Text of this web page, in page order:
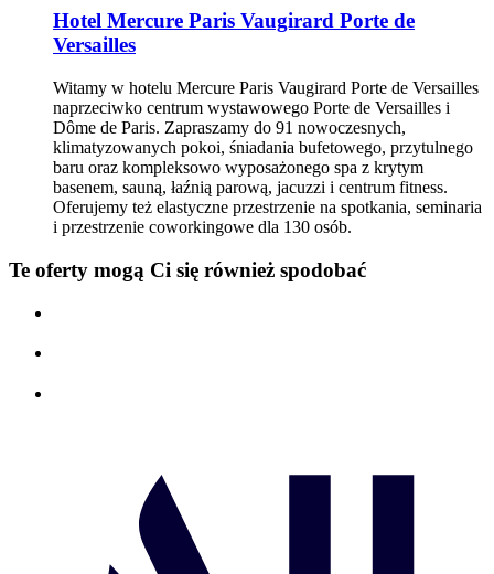
Hotel Mercure Paris Vaugirard Porte de
Versailles
Witamy w hotelu Mercure Paris Vaugirard Porte de Versailles
naprzeciwko centrum wystawowego Porte de Versailles i
Dôme de Paris. Zapraszamy do 91 nowoczesnych,
klimatyzowanych pokoi, śniadania bufetowego, przytulnego
baru oraz kompleksowo wyposażonego spa z krytym
basenem, sauną, łaźnią parową, jacuzzi i centrum fitness.
Oferujemy też elastyczne przestrzenie na spotkania, seminaria
i przestrzenie coworkingowe dla 130 osób.
Te oferty mogą Ci się również spodobać